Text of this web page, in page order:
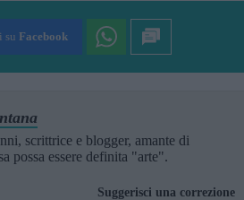
su Facebook
scrittrice e blogger, amante di
possa essere definita "arte".
Suggerisci una correzione